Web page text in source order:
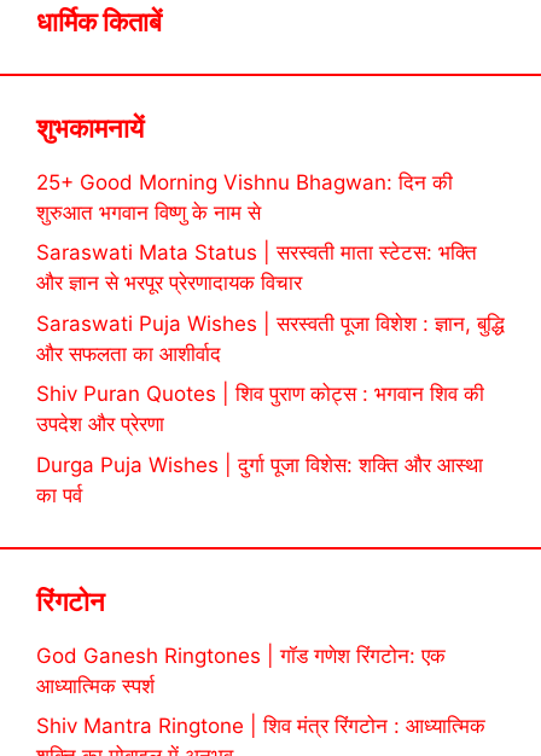
धार्मिक किताबें
शुभकामनायें
25+ Good Morning Vishnu Bhagwan: दिन की
शुरुआत भगवान विष्णु के नाम से
Saraswati Mata Status | सरस्वती माता स्टेटस: भक्ति
और ज्ञान से भरपूर प्रेरणादायक विचार
Saraswati Puja Wishes | सरस्वती पूजा विशेश : ज्ञान, बुद्धि
और सफलता का आशीर्वाद
Shiv Puran Quotes | शिव पुराण कोट्स : भगवान शिव की
उपदेश और प्रेरणा
Durga Puja Wishes | दुर्गा पूजा विशेस: शक्ति और आस्था
का पर्व
रिंगटोन
God Ganesh Ringtones | गॉड गणेश रिंगटोन: एक
आध्यात्मिक स्पर्श
Shiv Mantra Ringtone | शिव मंत्र रिंगटोन : आध्यात्मिक